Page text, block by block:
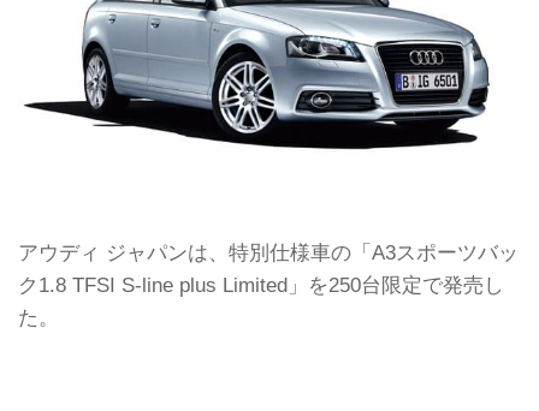
アウディ ジャパンは、特別仕様車の「A3スポーツバッ
ク1.8 TFSI S-line plus Limited」を250台限定で発売し
た。